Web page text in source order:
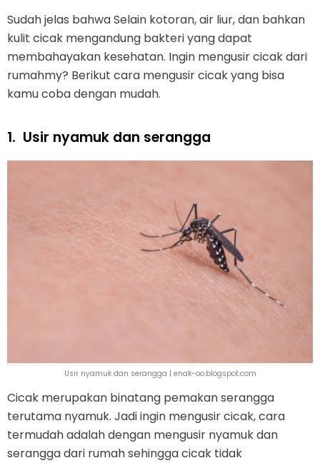
Sudah jelas bahwa Selain kotoran, air liur, dan bahkan
kulit cicak mengandung bakteri yang dapat
membahayakan kesehatan. Ingin mengusir cicak dari
rumahmy? Berikut cara mengusir cicak yang bisa
kamu coba dengan mudah.
1. Usir nyamuk dan serangga
Usir nyamuk dan serangga | enak-oo.blogspot.com
Cicak merupakan binatang pemakan serangga
terutama nyamuk. Jadi ingin mengusir cicak, cara
termudah adalah dengan mengusir nyamuk dan
serangga dari rumah sehingga cicak tidak